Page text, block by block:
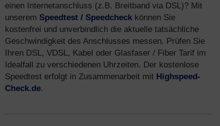
einen Internetanschluss (z.B. Breitband via DSL)? Mit
unserem Speedtest / Speedcheck können Sie
kostenfrei und unverbindlich die aktuelle tatsächliche
Geschwindigkeit des Anschlusses messen. Prüfen Sie
Ihren DSL, VDSL, Kabel oder Glasfaser / Fiber Tarif im
Idealfall zu verschiedenen Uhrzeiten. Der kostenlose
Speedtest erfolgt in Zusammenarbeit mit Highspeed-
Check.de.